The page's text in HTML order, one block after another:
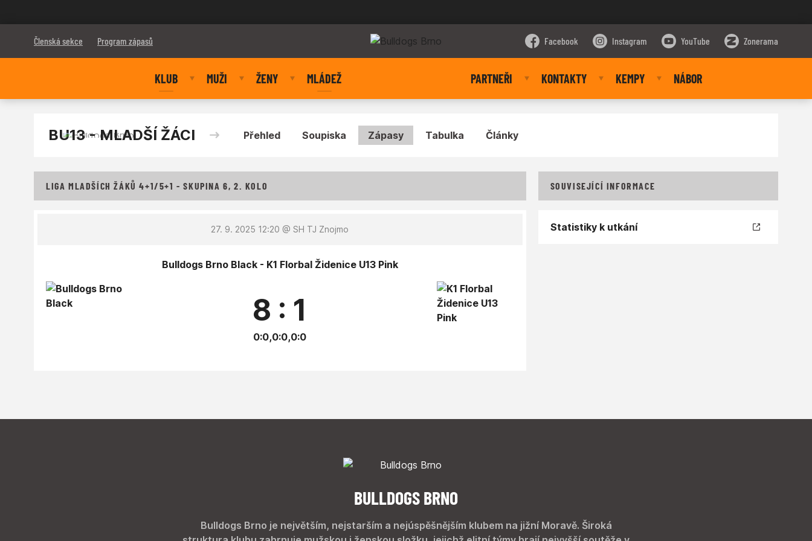
Členská sekce Program zápasů Facebook Instagram YouTube Zonerama
KLUB MUŽI ŽENY MLÁDEŽ PARTNEŘI KONTAKTY KEMPY NÁBOR
BU13 - MLADŠÍ ŽÁCI Přehled Soupiska Zápasy Tabulka Články
LIGA MLADŠÍCH ŽÁKŮ 4+1/5+1 - SKUPINA 6, 2. KOLO
27. 9. 2025 12:20 @ SH TJ Znojmo
Bulldogs Brno Black - K1 Florbal Židenice U13 Pink
8 : 1
0:0,0:0,0:0
SOUVISEJÍCÍ INFORMACE
Statistiky k utkání
BULLDOGS BRNO
Bulldogs Brno je největším, nejstarším a nejúspěšnějším klubem na jižní Moravě. Široká